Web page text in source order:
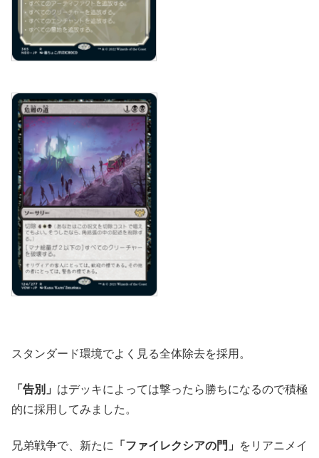
スタンダード環境でよく見る全体除去を採用。
「告別」 はデッキによっては撃ったら勝ちになるので積極
的に採用してみました。
兄弟戦争で、新たに 「ファイレクシアの門」
をリアニメイ